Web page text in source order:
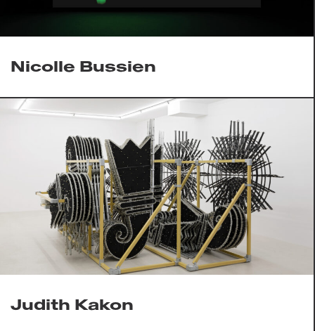
Nicolle Bussien
Judith Kakon